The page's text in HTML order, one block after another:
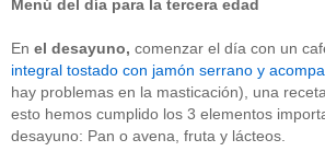
Menú del día para la tercera edad
En el desayuno, comenzar el día con un
integral tostado con jamón serrano y
hay problemas en la masticación), una
esto hemos cumplido los 3 elementos
desayuno: Pan o avena, fruta y lácteos.